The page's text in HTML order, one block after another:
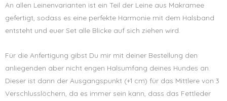
An allen Leinenvarianten ist ein Teil der Leine aus Makramee
gefertigt, sodass es eine perfekte Harmonie mit dem Halsband
entsteht und euer Set alle Blicke auf sich ziehen wird.
Für die Anfertigung gibst Du mir mit deiner Bestellung den
anliegenden aber nicht engen Halsumfang deines Hundes an.
Dieser ist dann der Ausgangspunkt (+1 cm) für das Mittlere von 3
Verschlusslöchern, da es immer sein kann, dass das Fettleder